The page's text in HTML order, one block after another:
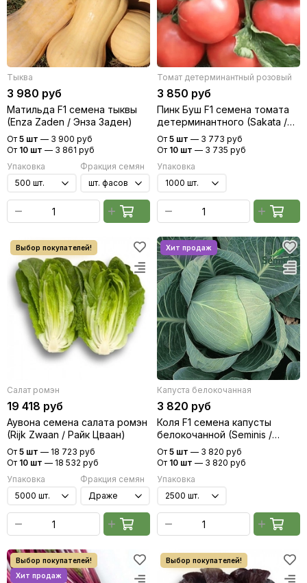
Тыква
3 980 руб
Матильда F1 семена тыквы
(Enza Zaden / Энза Заден)
От 5 шт — 3 900 руб
От 10 шт — 3 861 руб
Упаковка
Фракция семян
Томат детерминантный розовый
3 850 руб
Пинк Буш F1 семена томата
детерминантного (Sakata /
Саката)
От 5 шт — 3 773 руб
От 10 шт — 3 735 руб
Упаковка
Салат ромэн
19 418 руб
Аувона семена салата ромэн
(Rijk Zwaan / Райк Цваан)
От 5 шт — 18 723 руб
От 10 шт — 18 532 руб
Упаковка
Фракция семян
Капуста белокочанная
3 820 руб
Коля F1 семена капусты
белокочанной (Seminis /
Семинис)
От 5 шт — 3 820 руб
От 10 шт — 3 820 руб
Упаковка